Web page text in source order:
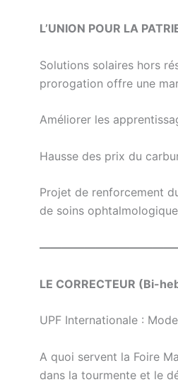
L’UNION POUR LA
Solutions solaires hors
prorogation offre une
Améliorer les
Hausse des prix du
Projet de renforcement
de soins
LE CORRECTEUR (Bi-
UPF Internationale :
A quoi servent la Foire
dans la tourmente et le